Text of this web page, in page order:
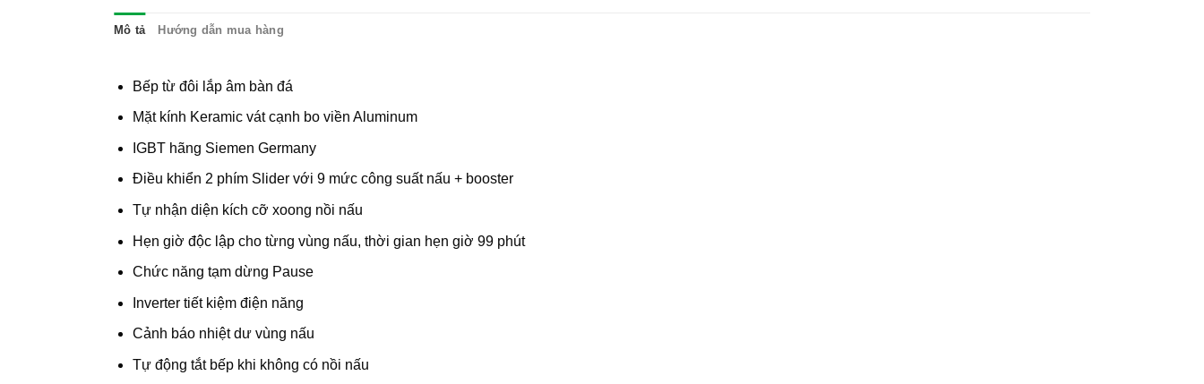
Mô tả Hướng dẫn mua hàng
Bếp từ đôi lắp âm bàn đá
Mặt kính Keramic vát cạnh bo viền Aluminum
IGBT hãng Siemen Germany
Điều khiển 2 phím Slider với 9 mức công suất nấu + booster
Tự nhận diện kích cỡ xoong nồi nấu
Hẹn giờ độc lập cho từng vùng nấu, thời gian hẹn giờ 99 phút
Chức năng tạm dừng Pause
Inverter tiết kiệm điện năng
Cảnh báo nhiệt dư vùng nấu
Tự động tắt bếp khi không có nồi nấu